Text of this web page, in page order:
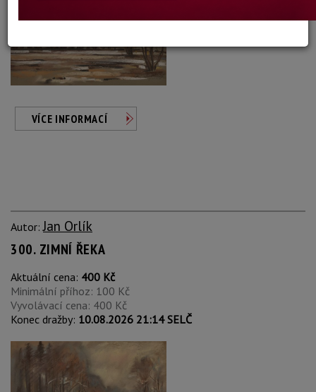
VÍCE INFORMACÍ
Autor:Jan Orlík
300. ZIMNÍ ŘEKA
Aktuální cena: 400 Kč
Minimální příhoz: 100 Kč
Vyvolávací cena: 400 Kč
Konec dražby: 10.08.2026 21:14 SELČ